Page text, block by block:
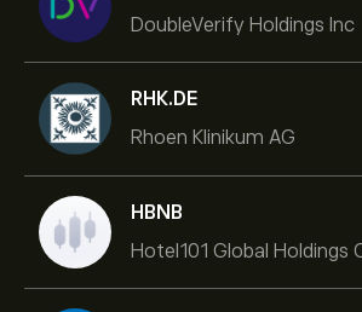
DoubleVerify Holdings Inc
RHK.DE
Rhoen Klinikum AG
HBNB
Hotel101 Global Holdings